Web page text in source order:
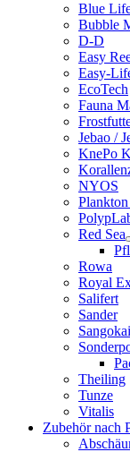
Blue
Bubble
D-D
Easy
Easy-
EcoTech
Fauna
Jebao /
KnePo
NYOS
Red Sea
Rowa
Royal
Salifert
Sander
Sangokai
Theiling
Tunze
Vitalis
Zubehör nach